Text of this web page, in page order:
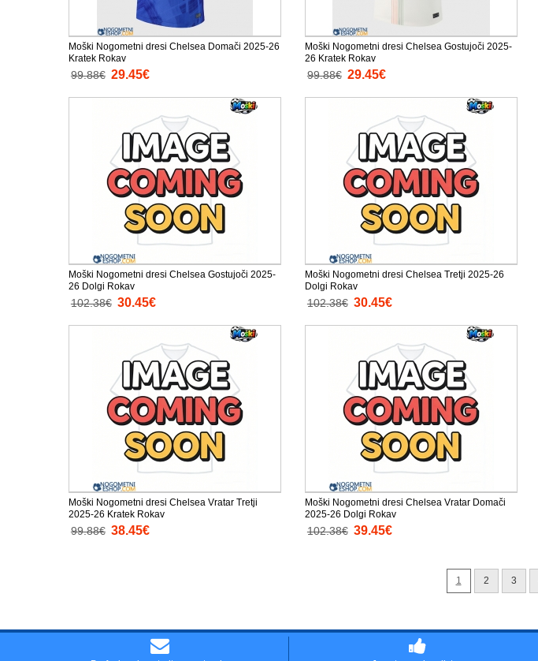
Moški Nogometni dresi Chelsea Domači 2025-26
Kratek Rokav
99.88€ 29.45€
Moški Nogometni dresi Chelsea Gostujoči 2025-
26 Kratek Rokav
99.88€ 29.45€
Moški Nogometni dresi Chelsea Gostujoči 2025-
26 Dolgi Rokav
102.38€ 30.45€
Moški Nogometni dresi Chelsea Tretji 2025-26
Dolgi Rokav
102.38€ 30.45€
Moški Nogometni dresi Chelsea Vratar Tretji
2025-26 Kratek Rokav
99.88€ 38.45€
Moški Nogometni dresi Chelsea Vratar Domači
2025-26 Dolgi Rokav
102.38€ 39.45€
1 2 3